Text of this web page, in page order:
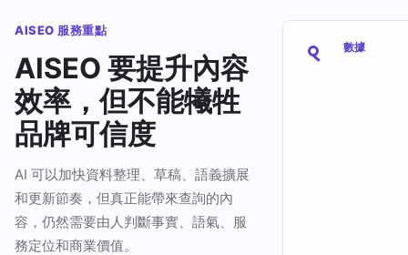
AISEO 服務重點
AISEO 要提升內容
效率，但不能犧牲
品牌可信度
AI 可以加快資料整理、草稿、語義擴展
和更新節奏，但真正能帶來查詢的內
容，仍然需要由人判斷事實、語氣、服
務定位和商業價值。
數據